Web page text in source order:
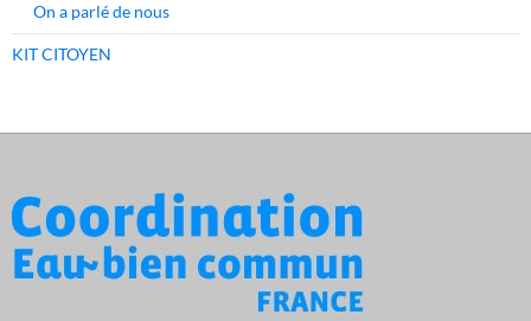
On a parlé de nous
KIT CITOYEN